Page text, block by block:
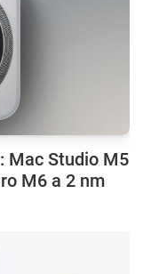
Mac Studio M5
M6 a 2 nm